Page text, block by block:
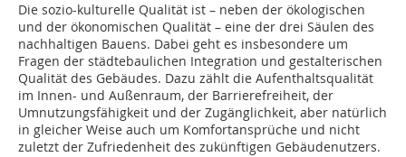
Die sozio-kulturelle Qualität ist – neben der ökologischen
und der ökonomischen Qualität – eine der drei Säulen des
nachhaltigen Bauens. Dabei geht es insbesondere um
Fragen der städtebaulichen Integration und gestalterischen
Qualität des Gebäudes. Dazu zählt die Aufenthaltsqualität
im Innen- und Außenraum, der Barrierefreiheit, der
Umnutzungsfähigkeit und der Zugänglichkeit, aber natürlich
in gleicher Weise auch um Komfortansprüche und nicht
zuletzt der Zufriedenheit des zukünftigen Gebäudenutzers.